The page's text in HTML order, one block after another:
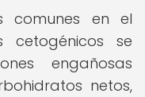
comunes en el
cetogénicos se
engañosas
netos,